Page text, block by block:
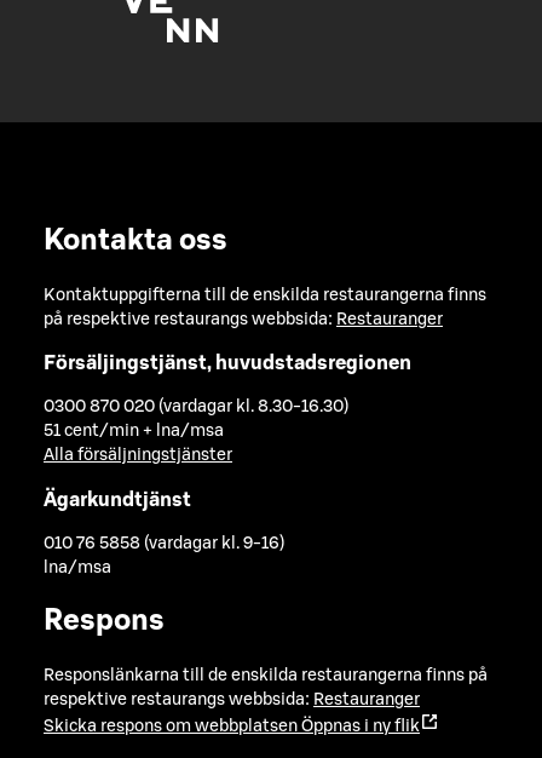
Kontakta oss
Kontaktuppgifterna till de enskilda restaurangerna finns
på respektive restaurangs webbsida: Restauranger
Försäljingstjänst, huvudstadsregionen
0300 870 020 (vardagar kl. 8.30-16.30)
51 cent/min + lna/msa
Alla försäljningstjänster
Ägarkundtjänst
010 76 5858 (vardagar kl. 9-16)
lna/msa
Respons
Responslänkarna till de enskilda restaurangerna finns på
respektive restaurangs webbsida: Restauranger
Skicka respons om webbplatsen Öppnas i ny flik